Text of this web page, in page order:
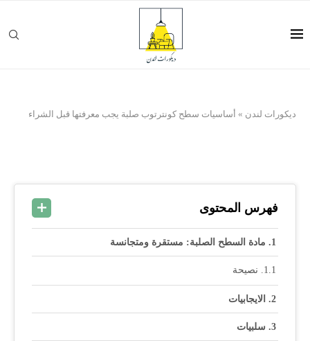
ديكورات لندن » أساسيات سطح كونترتوب صلبة يجب معرفتها قبل الشراء
فهرس المحتوى
مادة السطح الصلبة: مستقرة ومتجانسة
نصيحة
الايجابيات
سلبيات